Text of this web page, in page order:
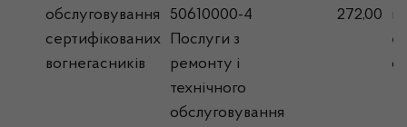
обслуговування
сертифікованих
вогнегасників
50610000-4
Послуги з
ремонту і
технічного
обслуговування
272,00